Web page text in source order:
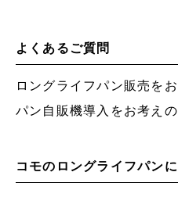
よくあるご質問
ロングライフパン販売を
パン自販機導入をお考え
コモのロングライフパン